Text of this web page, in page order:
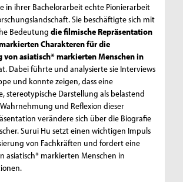
in ihrer Bachelorarbeit echte Pionierarbeit
Sie beschäftigte sich mit
Bedeutungdie filmische Repräsentation
Charakteren für die
asiatisch* markierten Menschen in
Dabei führte und analysierte sie Interviews
und konnte zeigen, dass eine
stereotypische Darstellung als belastend
und Reflexion dieser
verändere sich über die Biografie
Surui Hu setzt einen wichtigen Impuls
von Fachkräften und fordert eine
asiatisch* markierten Menschen in